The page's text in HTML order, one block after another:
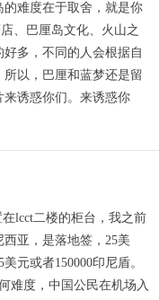
难度在于取舍，就是你
、巴厘岛文化、火山之
多，不同的人会根据自
以，巴厘和蓝梦还是留
诱惑你们。来诱惑你
lcct二楼的柜台，我之前
亚，是落地签，25美
元或者150000印尼盾。
难度，中国公民在机场入